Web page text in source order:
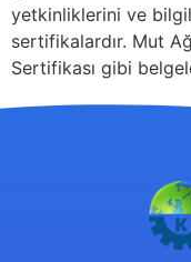
yetkinliklerini ve
sertifikalardır. Mut
Sertifikası gibi